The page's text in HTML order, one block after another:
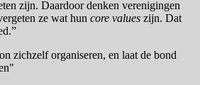
zijn. Daardoor denken verenigingen
ze wat hun core values zijn. Dat
zichzelf organiseren, en laat de bond